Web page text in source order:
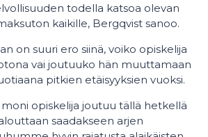
todella katsoa olevan
kaikille, Bergqvist sanoo.
on suuri ero siinä, voiko opiskelija
vai joutuuko hän muuttamaan
pitkien etäisyyksien vuoksi.
moni opiskelija joutuu tällä hetkellä
saadakseen arjen